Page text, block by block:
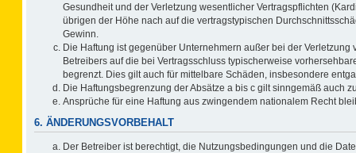
Gesundheit und der Verletzung wesentlicher Vertragspflichten
übrigen der Höhe nach auf die vertragstypischen
Gewinn.
Die Haftung ist gegenüber Unternehmern außer bei der
Betreibers auf die bei Vertragsschluss typischerweise
begrenzt. Dies gilt auch für mittelbare Schäden, insbesondere
Die Haftungsbegrenzung der Absätze a bis c gilt sinngemäß auch
Ansprüche für eine Haftung aus zwingendem nationalem Recht
6. ÄNDERUNGSVORBEHALT
Der Betreiber ist berechtigt, die Nutzungsbedingungen und die